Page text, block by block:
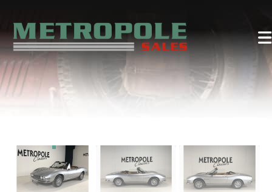
VERKOCHT
‹ ›